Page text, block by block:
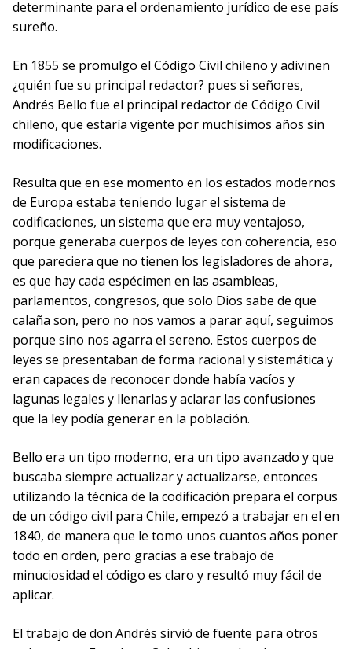
determinante para el ordenamiento jurídico de ese país
sureño.
En 1855 se promulgo el Código Civil chileno y adivinen
¿quién fue su principal redactor? pues si señores,
Andrés Bello fue el principal redactor de Código Civil
chileno, que estaría vigente por muchísimos años sin
modificaciones.
Resulta que en ese momento en los estados modernos
de Europa estaba teniendo lugar el sistema de
codificaciones, un sistema que era muy ventajoso,
porque generaba cuerpos de leyes con coherencia, eso
que pareciera que no tienen los legisladores de ahora,
es que hay cada espécimen en las asambleas,
parlamentos, congresos, que solo Dios sabe de que
calaña son, pero no nos vamos a parar aquí, seguimos
porque sino nos agarra el sereno. Estos cuerpos de
leyes se presentaban de forma racional y sistemática y
eran capaces de reconocer donde había vacíos y
lagunas legales y llenarlas y aclarar las confusiones
que la ley podía generar en la población.
Bello era un tipo moderno, era un tipo avanzado y que
buscaba siempre actualizar y actualizarse, entonces
utilizando la técnica de la codificación prepara el corpus
de un código civil para Chile, empezó a trabajar en el en
1840, de manera que le tomo unos cuantos años poner
todo en orden, pero gracias a ese trabajo de
minuciosidad el código es claro y resultó muy fácil de
aplicar.
El trabajo de don Andrés sirvió de fuente para otros